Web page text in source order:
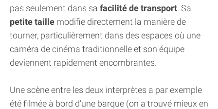
pas seulement dans sa facilité de transport. Sa
petite taille modifie directement la manière de
tourner, particulièrement dans des espaces où une
caméra de cinéma traditionnelle et son équipe
deviennent rapidement encombrantes.
Une scène entre les deux interprètes a par exemple
été filmée à bord d’une barque (on a trouvé mieux en